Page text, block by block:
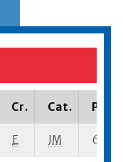
Cr. Cat.
E JM 69